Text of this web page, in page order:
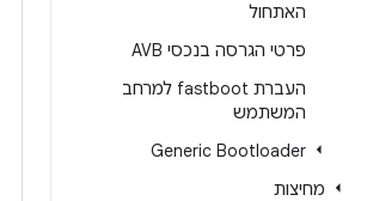
האתחול
פרטי הגרסה בנכסי AVB
העברת fastboot למרחב
המשתמש
Generic Bootloader
מחיצות